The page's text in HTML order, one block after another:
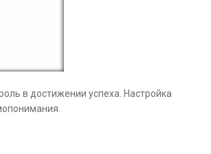
в достижении успеха. Настройка